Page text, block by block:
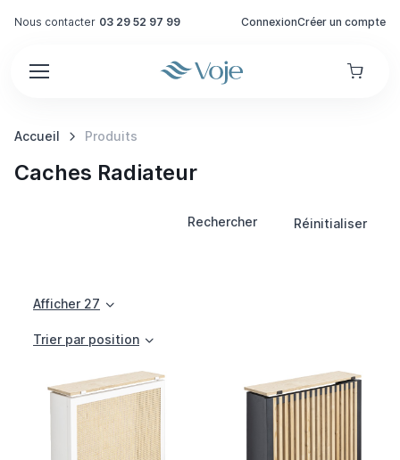
Nous contacter 03 29 52 97 99 ConnexionCréer un compte
Accueil Produits
Caches Radiateur
Rechercher Réinitialiser
Afficher 27
Trier par position